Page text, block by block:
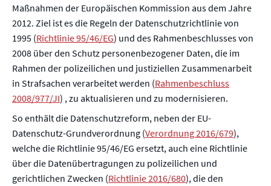
Maßnahmen der Europäischen Kommission aus dem Jahre
2012. Ziel ist es die Regeln der Datenschutzrichtlinie von
1995 (Richtlinie 95/46/EG) und des Rahmenbeschlusses von
2008 über den Schutz personenbezogener Daten, die im
Rahmen der polizeilichen und justiziellen Zusammenarbeit
in Strafsachen verarbeitet werden (Rahmenbeschluss
2008/977/JI) , zu aktualisieren und zu modernisieren.
So enthält die Datenschutzreform, neben der EU-
Datenschutz-Grundverordnung (Verordnung 2016/679),
welche die Richtlinie 95/46/EG ersetzt, auch eine Richtlinie
über die Datenübertragungen zu polizeilichen und
gerichtlichen Zwecken (Richtlinie 2016/680), die den